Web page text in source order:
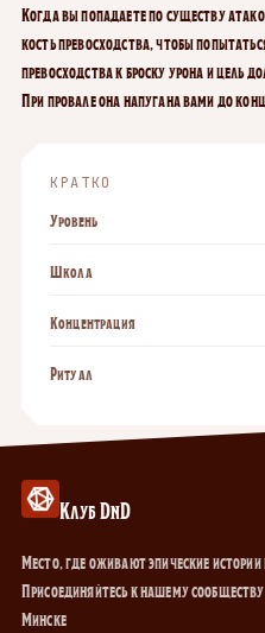
Когда вы попадаете по существу
кость превосходства, чтобы
превосходства к броску урона и цель
При провале она напугана вами до
КРАТКО
Уровень
Школа
Концентрация
Ритуал
Клуб DnD
Место, где оживают эпические
Присоединяйтесь к нашему
Минске